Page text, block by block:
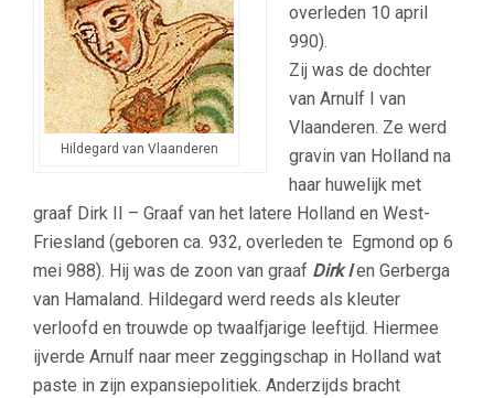
Hildegard van Vlaanderen
overleden 10 april
990).
Zij was de dochter
van Arnulf I van
Vlaanderen. Ze werd
gravin van Holland na
haar huwelijk met
graaf Dirk II – Graaf van het latere Holland en West-
Friesland (geboren ca. 932, overleden te Egmond op 6
mei 988). Hij was de zoon van graaf Dirk Ien Gerberga
van Hamaland. Hildegard werd reeds als kleuter
verloofd en trouwde op twaalfjarige leeftijd. Hiermee
ijverde Arnulf naar meer zeggingschap in Holland wat
paste in zijn expansiepolitiek. Anderzijds bracht